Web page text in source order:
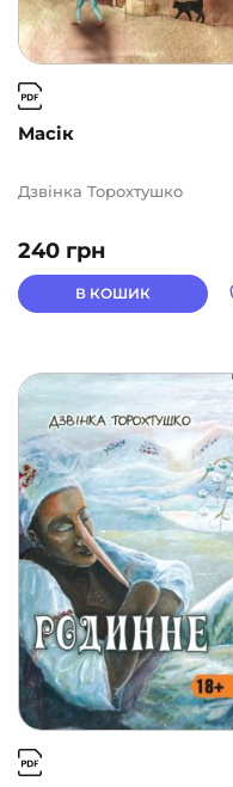
Масік
240 грн
Дзвінка Торохтушко
В КОШИК